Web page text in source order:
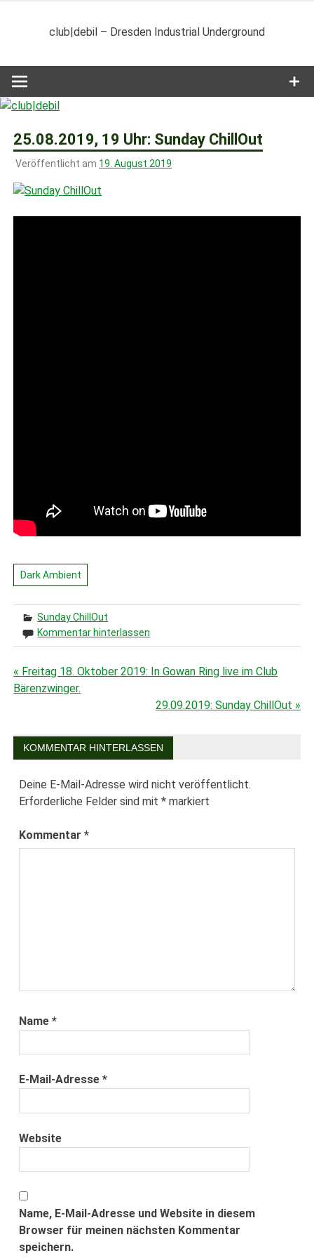
club|debil – Dresden Industrial Underground
25.08.2019, 19 Uhr: Sunday ChillOut
Veröffentlicht am 19. August 2019
Dark Ambient
Sunday ChillOut
Kommentar hinterlassen
Beitragsnavigation
« Freitag 18. Oktober 2019: In Gowan Ring live im Club
Bärenzwinger.
29.09.2019: Sunday ChillOut »
KOMMENTAR HINTERLASSEN
Deine E-Mail-Adresse wird nicht veröffentlicht.
Erforderliche Felder sind mit* markiert
Kommentar*
Name*
E-Mail-Adresse*
Website
Name, E-Mail-Adresse und Website in diesem
Browser für meinen nächsten Kommentar
speichern.